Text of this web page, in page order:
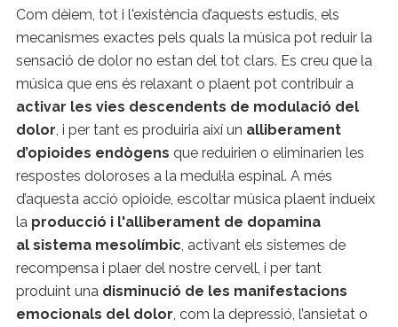
Com dèiem, tot i l'existència d’aquests estudis, els
mecanismes exactes pels quals la música pot reduir la
sensació de dolor no estan del tot clars. Es creu que la
música que ens és relaxant o plaent pot contribuir a
activar les vies descendents de modulació del
dolor , i per tant es produiria així un alliberament
d’opioides endògens que reduirien o eliminarien les
respostes doloroses a la medul·la espinal. A més
d’aquesta acció opioide, escoltar música plaent indueix
la producció i l'alliberament de dopamina
al sistema mesolímbic , activant els sistemes de
recompensa i plaer del nostre cervell, i per tant
produint una disminució de les manifestacions
emocionals del dolor , com la depressió, l’ansietat o